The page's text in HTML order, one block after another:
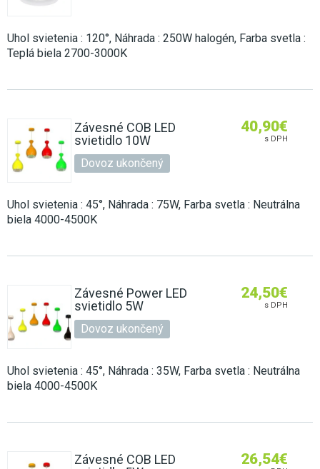
Uhol svietenia : 120°, Náhrada : 250W halogén, Farba svetla :
Teplá biela 2700-3000K
Závesné COB LED
svietidlo 10W
Dovoz ukončený
40,90€
s DPH
Uhol svietenia : 45°, Náhrada : 75W, Farba svetla : Neutrálna
biela 4000-4500K
Závesné Power LED
svietidlo 5W
Dovoz ukončený
24,50€
s DPH
Uhol svietenia : 45°, Náhrada : 35W, Farba svetla : Neutrálna
biela 4000-4500K
Závesné COB LED
26,54€